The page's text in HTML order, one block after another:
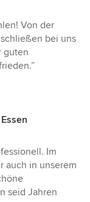
Von der
bei uns
guten
Im
auch in unserem
seid Jahren